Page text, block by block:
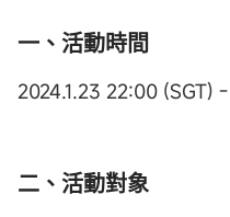
一、活動時間
2024.1.23 22:00 (SGT)
二、活動對象